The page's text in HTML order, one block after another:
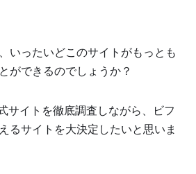
いったいどこのサイトがもっとも
ができるのでしょうか？
サイトを徹底調査しながら、ビフ
るサイトを大決定したいと思いま